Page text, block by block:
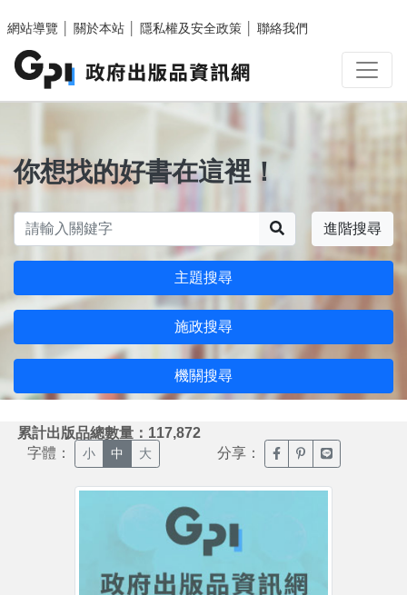
網站導覽
關於本站 隱私權及安全政策 聯絡我們
你想找的好書在這裡！
進階搜尋
主題搜尋
施政搜尋
機關搜尋
累計出版品總數量：117,872
字體： 小 中 大 分享： 臉書分享(另開新視窗)
噗浪分享(另開新
Line分享(另